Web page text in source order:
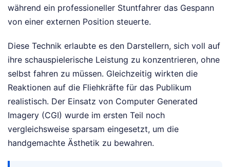
während ein professioneller Stuntfahrer das Gespann
von einer externen Position steuerte.
Diese Technik erlaubte es den Darstellern, sich voll auf
ihre schauspielerische Leistung zu konzentrieren, ohne
selbst fahren zu müssen. Gleichzeitig wirkten die
Reaktionen auf die Fliehkräfte für das Publikum
realistisch. Der Einsatz von Computer Generated
Imagery (CGI) wurde im ersten Teil noch
vergleichsweise sparsam eingesetzt, um die
handgemachte Ästhetik zu bewahren.